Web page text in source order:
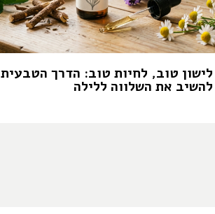
לישון טוב, לחיות טוב: הדרך הטבעית
להשיב את השלווה ללילה